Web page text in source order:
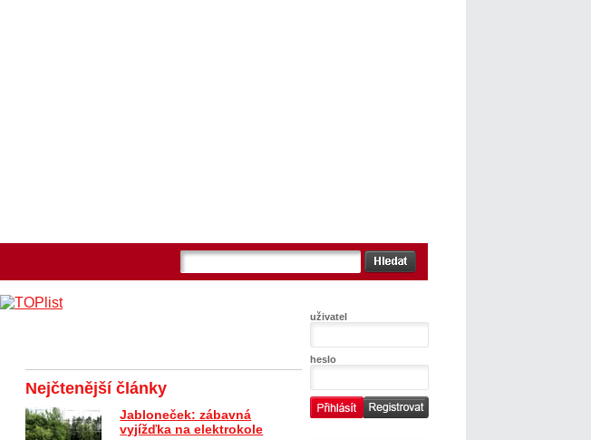
uživatel
heslo
Nejčtenější články
Jabloneček: zábavná
vyjížďka na elektrokole